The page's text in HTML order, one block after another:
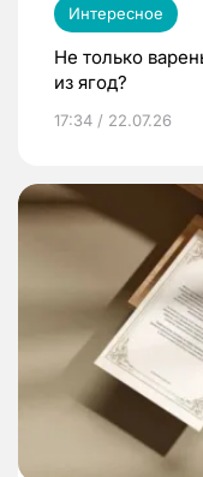
Интересное
Не только
из ягод?
17:34 / 22.07.26